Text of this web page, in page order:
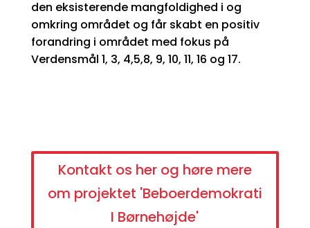
den eksisterende mangfoldighed i og
omkring området og får skabt en positiv
forandring i området med fokus på
Verdensmål 1, 3, 4,5,8, 9, 10, 11, 16 og 17.
Kontakt os her og høre mere
om projektet 'Beboerdemokrati
I Børnehøjde'